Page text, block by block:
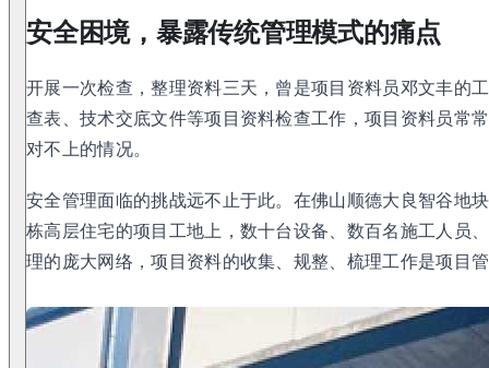
安全困境，暴露传统管理模式的痛点
开展一次检查，整理资料三天，曾是项目资料员邓文丰的
查表、技术交底文件等项目资料检查工作，项目资料员常
对不上的情况。
安全管理面临的挑战远不止于此。在佛山顺德大良智谷地
栋高层住宅的项目工地上，数十台设备、数百名施工人员
理的庞大网络，项目资料的收集、规整、梳理工作是项目